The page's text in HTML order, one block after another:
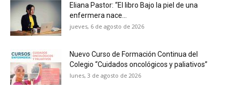
Eliana Pastor: “El libro Bajo la piel de una
enfermera nace...
jueves, 6 de agosto de 2026
Nuevo Curso de Formación Continua del
Colegio “Cuidados oncológicos y paliativos”
lunes, 3 de agosto de 2026